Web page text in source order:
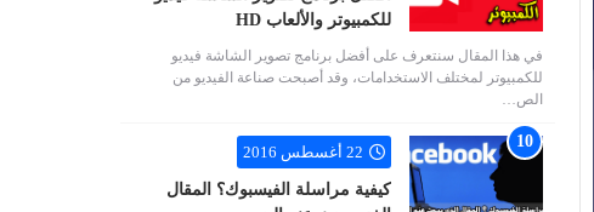
للكمبيوتر والألعاب HD
في هذا المقال سنتعرف على أفضل برنامج تصوير الشاشة فيديو
للكمبيوتر لمختلف الاستخدامات، وقد أصبحت صناعة الفيديو من
الص…
22 أغسطس 2016
كيفية مراسلة الفيسبوك؟ المقال